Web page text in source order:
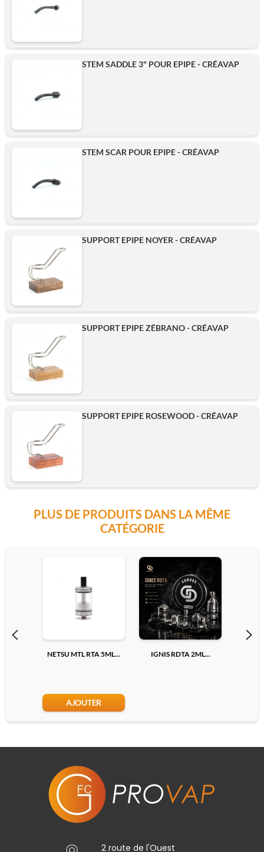
STEM SADDLE 3" POUR EPIPE - CRÉAVAP
STEM SCAR POUR EPIPE - CRÉAVAP
SUPPORT EPIPE NOYER - CRÉAVAP
SUPPORT EPIPE ZÉBRANO - CRÉAVAP
SUPPORT EPIPE ROSEWOOD - CRÉAVAP
PLUS DE PRODUITS DANS LA MÊME
CATÉGORIE
NETSU MTL RTA 5ML...
AJOUTER
IGNIS RDTA 2ML...
2 route de l'Ouest